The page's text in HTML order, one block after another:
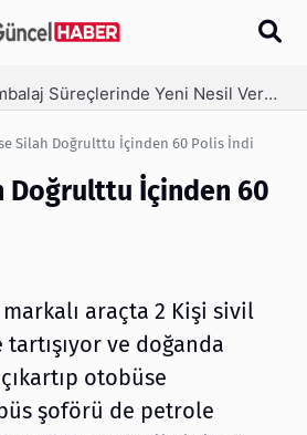
Ambalaj Süreçlerinde Yeni Nesil Verimliliği Olimpack ile Yakalayın 3 hafta önce
Silah Doğrulttu İçinden 60 Polis İndi
Doğrulttu İçinden 60
araçta 2 Kişi sivil
ve doğanda
otobüse
şoförü de petrole